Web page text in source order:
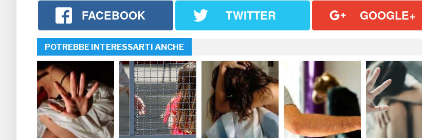
FACEBOOK TWITTER GOOGLE+
POTREBBE INTERESSARTI ANCHE